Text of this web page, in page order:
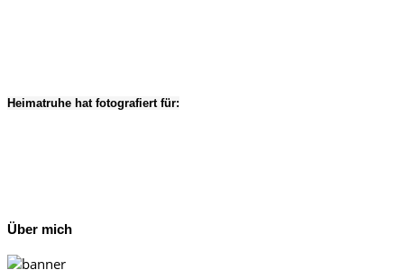
Heimatruhe hat fotografiert für:
Über mich